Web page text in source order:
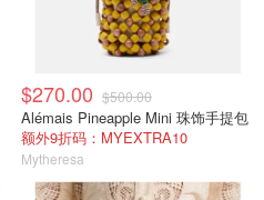
$270.00 $500.00
Alémais Pineapple Mini 珠饰手提包
额外9折码：MYEXTRA10
Mytheresa